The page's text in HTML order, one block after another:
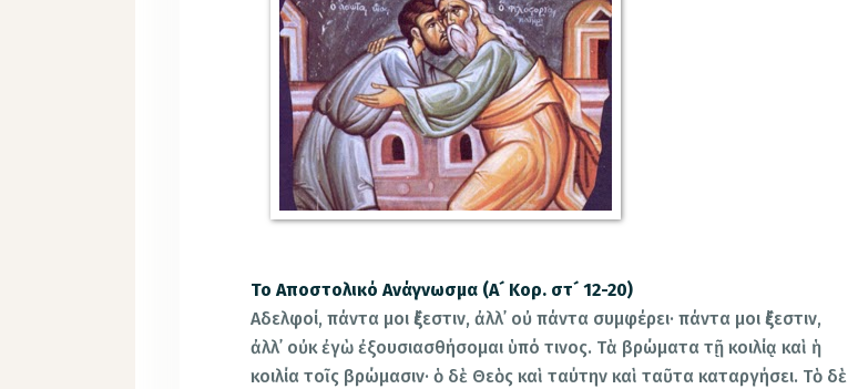
Το Αποστολικό Ανάγνωσμα (Α´ Κορ. στ´ 12-20)
Αδελφοί, πάντα μοι ἔξεστιν, ἀλλ᾿ οὐ πάντα συμφέρει· πάντα μοι ἔξεστιν,
ἀλλ᾿ οὐκ ἐγὼ ἐξουσιασθήσομαι ὑπό τινος. Τὰ βρώματα τῇ κοιλίᾳ καὶ ἡ
κοιλία τοῖς βρώμασιν· ὁ δὲ Θεὸς καὶ ταύτην καὶ ταῦτα καταργήσει. Τὸ δὲ